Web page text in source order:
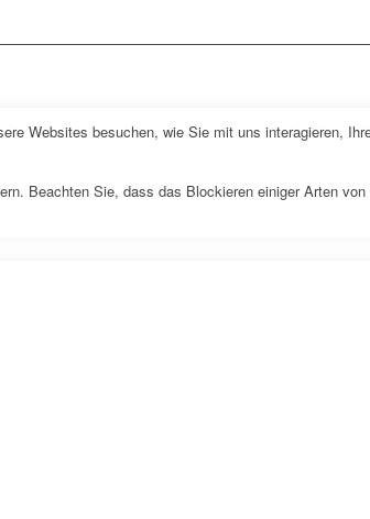
Websites besuchen, wie Sie mit uns interagieren,
Beachten Sie, dass das Blockieren einiger Arten